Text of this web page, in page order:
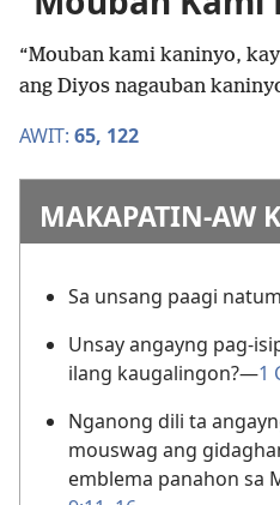
“Mouban kami kaninyo,
ang Diyos nagauban
AWIT: 65, 122
MAKAPATIN-AW
Sa unsang paagi
Unsay angayng pag-
ilang kaugalingon?—1
Nganong dili ta
mouswag ang
emblema panahon sa